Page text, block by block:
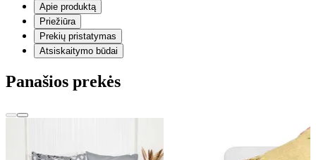
Apie produktą
Priežiūra
Prekių pristatymas
Atsiskaitymo būdai
Panašios prekės